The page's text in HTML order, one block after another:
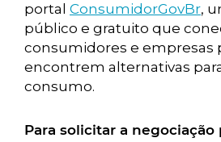
portal ConsumidorGovBr,
público e gratuito que
consumidores e empresas
encontrem alternativas
consumo.
Para solicitar a